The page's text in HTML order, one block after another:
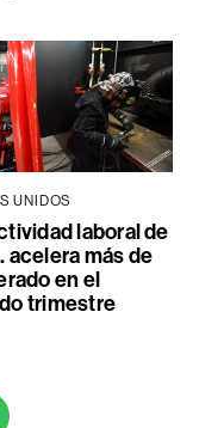
UNIDOS
laboral de
acelera más de
en el
trimestre